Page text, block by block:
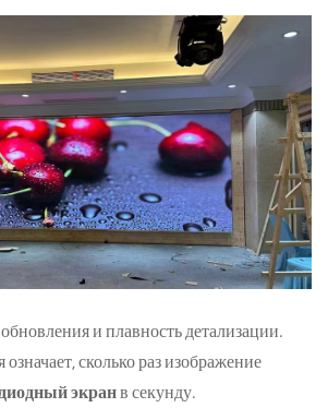
и плавность детализации.
сколько раз изображение
экранв секунду.